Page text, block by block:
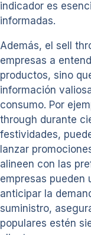
indicador es
informadas.
Además, el sell
empresas a
productos, sino
información
consumo. Por
through durante
festividades,
lanzar
alineen con las
empresas pueden
anticipar la
suministro,
populares estén